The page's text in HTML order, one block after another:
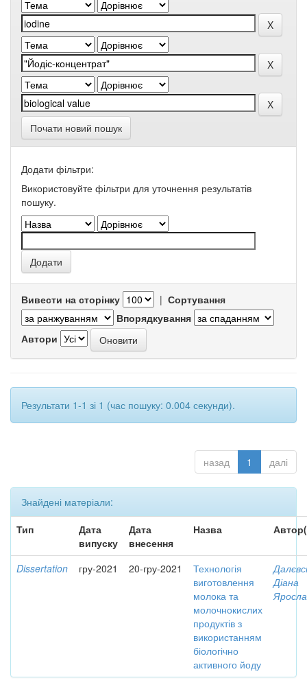
Почати новий пошук
Додати фільтри:
Використовуйте фільтри для уточнення результатів
пошуку.
Вивести на сторінку | Сортування
Впорядкування
Автори
Результати 1-1 зі 1 (час пошуку: 0.004 секунди).
назад 1 далі
Знайдені матеріали:
Тип
Дата
випуску
Дата
внесення
Назва
Dissertation гру-2021 20-гру-2021
Технологія
виготовлення
молока та
молочнокислих
продуктів з
використанням
біологічно
активного йоду
Діана